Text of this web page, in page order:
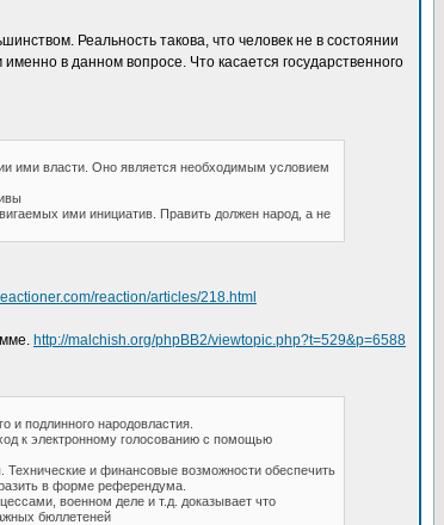
Реальность такова, что человек не в состоянии
в данном вопросе. Что касается государственного
ими власти. Оно является необходимым условием
ими инициатив. Править должен народ, а не
reaction/articles/218.html
http://malchish.org/phpBB2/viewtopic.php?t=529&p=6588
подлинного народовластия.
к электронному голосованию с помощью
и финансовые возможности обеспечить
в форме референдума.
военном деле и т.д. доказывает что
бюллетеней